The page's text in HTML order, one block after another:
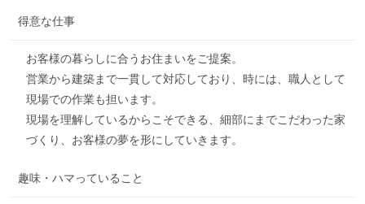
得意な仕事
お客様の暮らしに合うお住まいをご提案。
営業から建築まで一貫して対応しており、時には、職人として
現場での作業も担います。
現場を理解しているからこそできる、細部にまでこだわった家
づくり、お客様の夢を形にしていきます。
趣味・ハマっていること